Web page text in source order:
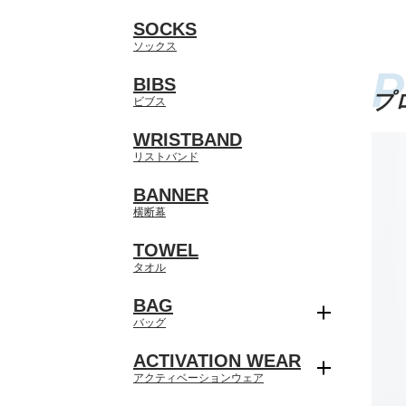
SOCKS
ソックス
BIBS
ビブス
WRISTBAND
リストバンド
BANNER
横断幕
TOWEL
タオル
BAG
バッグ
ACTIVATION WEAR
アクティベーションウェア
プ